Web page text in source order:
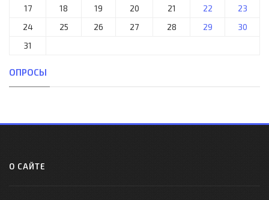
17
18 19 20 21 22
23
24
25 26 27 28 29
30
31
ОПРОСЫ
О САЙТЕ